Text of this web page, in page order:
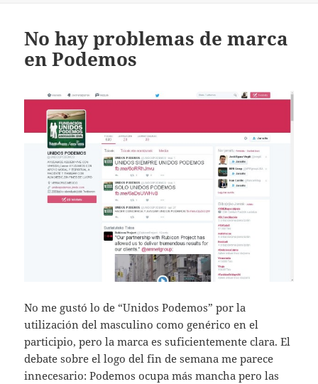
No hay problemas de marca
en Podemos
No me gustó lo de “Unidos Podemos” por la
utilización del masculino como genérico en el
participio, pero la marca es suficientemente clara. El
debate sobre el logo del fin de semana me parece
innecesario: Podemos ocupa más mancha pero las